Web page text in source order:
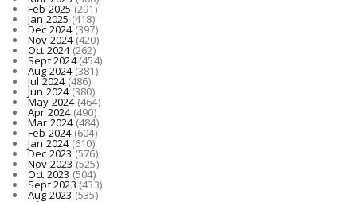
Feb 2025 (291)
Jan 2025 (418)
Dec 2024(397)
Nov 2024(420)
Oct 2024(262)
Sept 2024(454)
Aug 2024(381)
Jul 2024(486)
Jun 2024(380)
May 2024(464)
Apr 2024(490)
Mar 2024(484)
Feb 2024(604)
Jan 2024(610)
Dec 2023(576)
Nov 2023 (525)
Oct 2023 (504)
Sept 2023 (433)
Aug 2023 (535)